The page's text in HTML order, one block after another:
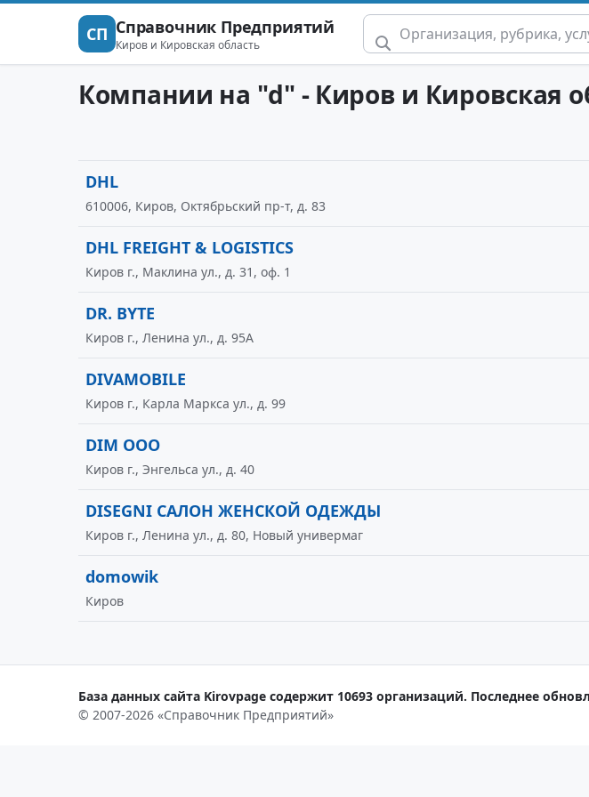
СП Справочник Предприятий
Киров и Кировская область
Компании на "d" - Киров и Кировская
DHL
610006, Киров, Октябрьский пр-т, д. 83
DHL FREIGHT & LOGISTICS
Киров г., Маклина ул., д. 31, оф. 1
DR. BYTE
Киров г., Ленина ул., д. 95А
DIVAMOBILE
Киров г., Карла Маркса ул., д. 99
DIM ООО
Киров г., Энгельса ул., д. 40
DISEGNI САЛОН ЖЕНСКОЙ ОДЕЖДЫ
Киров г., Ленина ул., д. 80, Новый универмаг
domowik
Киров
База данных сайта Kirovpage содержит 10693 организаций. Последнее
© 2007-2026 «Справочник Предприятий»